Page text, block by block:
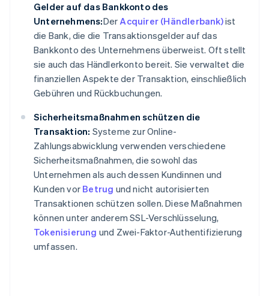
Gelder auf das Bankkonto des
Unternehmens:DerAcquirer (Händlerbank)ist
die Bank, die die Transaktionsgelder auf das
Bankkonto des Unternehmens überweist. Oft stellt
sie auch das Händlerkonto bereit. Sie verwaltet die
finanziellen Aspekte der Transaktion, einschließlich
Gebühren und Rückbuchungen.
Sicherheitsmaßnahmen schützen die
Transaktion: Systeme zur Online-
Zahlungsabwicklung verwenden verschiedene
Sicherheitsmaßnahmen, die sowohl das
Unternehmen als auch dessen Kundinnen und
Kunden vor Betrug und nicht autorisierten
Transaktionen schützen sollen. Diese Maßnahmen
können unter anderem SSL-Verschlüsselung,
Tokenisierung und Zwei-Faktor-Authentifizierung
umfassen.